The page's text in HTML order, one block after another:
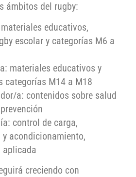
ámbitos del rugby:
educativos,
escolar y categorías M6 a
materiales educativos y
categorías M14 a M18
a: contenidos sobre salud
control de carga,
acondicionamiento,
aplicada
creciendo con